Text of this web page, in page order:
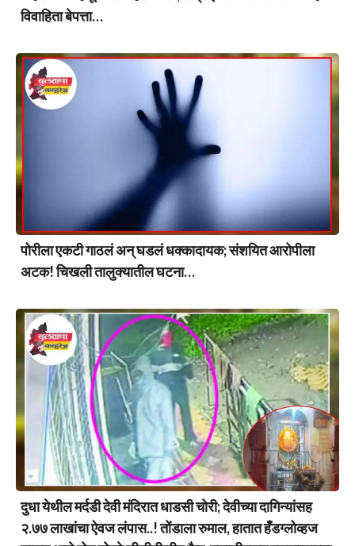
विवाहिता बेपत्ता…
पोरीला एकटी गाठलं अन् घडलं धक्कादायक; संशयित आरोपीला
अटक! चिखली तालुक्यातील घटना…
दुधा येथील मर्दडी देवी मंदिरात धाडसी चोरी; देवीच्या दागिन्यांसह
२.७७ लाखांचा ऐवज लंपास..! तोंडाला रुमाल, हातात हँडग्लोव्हज